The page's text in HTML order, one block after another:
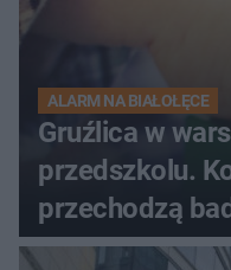
ALARM NA BIAŁOŁĘCE
Gruźlica w
przedszkolu.
przechodzą